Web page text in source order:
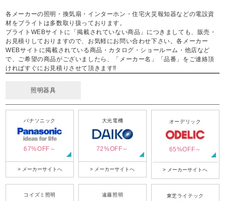
各メーカーの照明・換気扇・インターホン・住宅火災報知器などの電設資
材をブライトは多数取り扱っております。
ブライトWEBサイトに「掲載されていない商品」につきましても、販売・
お見積りしておりますので、お気軽にお問い合わせ下さい。各メーカー
WEBサイトに掲載されている商品・カタログ・ショールーム・他店など
で、ご希望の商品がございましたら、「メーカー名」「品番」をご連絡頂
ければすぐにお見積りさせて頂きます‼
照明器具
パナソニック
67%OFF～
> メーカーサイトへ
大光電機
72%OFF～
> メーカーサイトへ
オーデリック
65%OFF～
> メーカーサイトへ
コイズミ照明 遠藤照明 東芝ライテック